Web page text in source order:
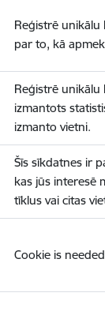
Reģistrē unikālu
par to, kā
Reģistrē unikālu
izmantots
izmanto vietni.
Šīs sīkdatnes ir
kas jūs interesē
tīklus vai citas
Cookie is